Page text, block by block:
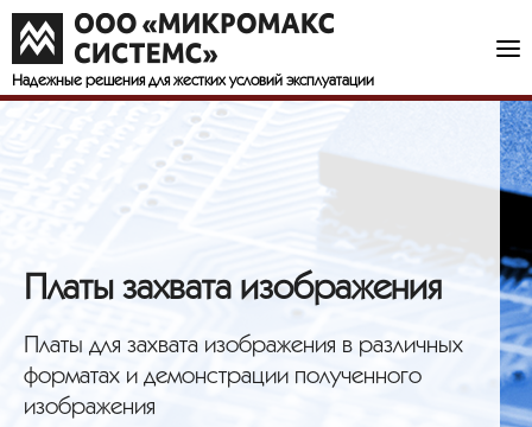
Надежные решения для жестких условий эксплуатации
Платы захвата изображения
Платы для захвата изображения в различных
форматах и демонстрации полученного
изображения